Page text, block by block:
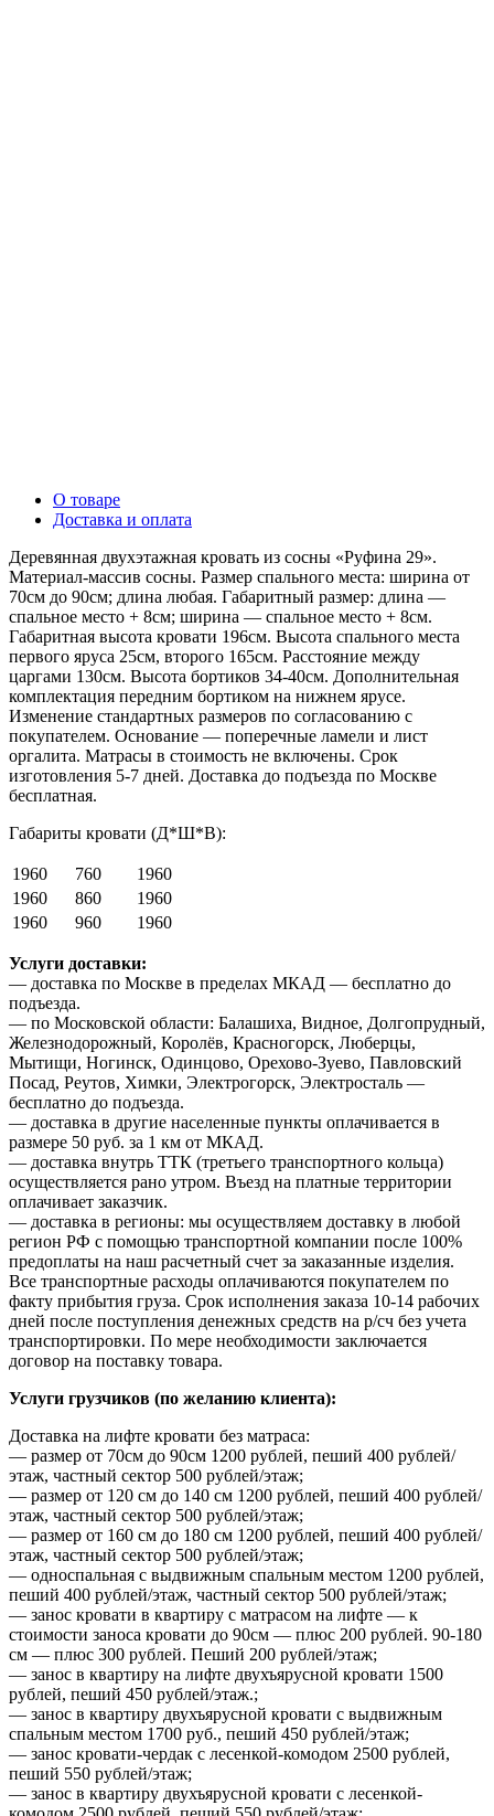
О товаре
Доставка и оплата
Деревянная двухэтажная кровать из сосны «Руфина 29».
Материал-массив сосны. Размер спального места: ширина от
70см до 90см; длина любая. Габаритный размер: длина —
спальное место + 8см; ширина — спальное место + 8см.
Габаритная высота кровати 196см. Высота спального места
первого яруса 25см, второго 165см. Расстояние между
царгами 130см. Высота бортиков 34-40см. Дополнительная
комплектация передним бортиком на нижнем ярусе.
Изменение стандартных размеров по согласованию с
покупателем. Основание — поперечные ламели и лист
оргалита. Матрасы в стоимость не включены. Срок
изготовления 5-7 дней. Доставка до подъезда по Москве
бесплатная.
Габариты кровати (Д*Ш*В):
1960 760
1960
1960
860
1960
1960
960 1960
Услуги доставки:
— доставка по Москве в пределах МКАД — бесплатно до
подъезда.
— по Московской области: Балашиха, Видное, Долгопрудный,
Железнодорожный, Королёв, Красногорск, Люберцы,
Мытищи, Ногинск, Одинцово, Орехово-Зуево, Павловский
Посад, Реутов, Химки, Электрогорск, Электросталь —
бесплатно до подъезда.
— доставка в другие населенные пункты оплачивается в
размере 50 руб. за 1 км от МКАД.
— доставка внутрь ТТК (третьего транспортного кольца)
осуществляется рано утром. Въезд на платные территории
оплачивает заказчик.
— доставка в регионы: мы осуществляем доставку в любой
регион РФ с помощью транспортной компании после 100%
предоплаты на наш расчетный счет за заказанные изделия.
Все транспортные расходы оплачиваются покупателем по
факту прибытия груза. Срок исполнения заказа 10-14 рабочих
дней после поступления денежных средств на р/сч без учета
транспортировки. По мере необходимости заключается
договор на поставку товара.
Услуги грузчиков (по желанию клиента):
Доставка на лифте кровати без матраса:
— размер от 70см до 90см 1200 рублей, пеший 400 рублей/
этаж, частный сектор 500 рублей/этаж;
— размер от 120 см до 140 см 1200 рублей, пеший 400 рублей/
этаж, частный сектор 500 рублей/этаж;
— размер от 160 см до 180 см 1200 рублей, пеший 400 рублей/
этаж, частный сектор 500 рублей/этаж;
— односпальная с выдвижным спальным местом 1200 рублей,
пеший 400 рублей/этаж, частный сектор 500 рублей/этаж;
— занос кровати в квартиру с матрасом на лифте — к
стоимости заноса кровати до 90см — плюс 200 рублей. 90-180
см — плюс 300 рублей. Пеший 200 рублей/этаж;
— занос в квартиру на лифте двухъярусной кровати 1500
рублей, пеший 450 рублей/этаж.;
— занос в квартиру двухъярусной кровати с выдвижным
спальным местом 1700 руб., пеший 450 рублей/этаж;
— занос кровати-чердак с лесенкой-комодом 2500 рублей,
пеший 550 рублей/этаж;
— занос в квартиру двухъярусной кровати с лесенкой-